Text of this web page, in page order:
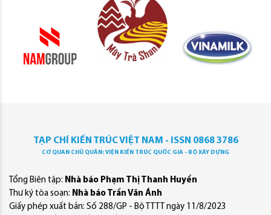
TẠP CHÍ KIẾN TRÚC VIỆT NAM - ISSN 0868 3786
CƠ QUAN CHỦ QUẢN: VIỆN KIẾN TRÚC QUỐC GIA - BỘ XÂY DỰNG
Tổng Biên tập: Nhà báo Phạm Thị Thanh Huyền
Thư ký tòa soạn: Nhà báo Trần Văn Ánh
Giấy phép xuất bản: Số 288/GP - Bộ TTTT ngày 11/8/2023